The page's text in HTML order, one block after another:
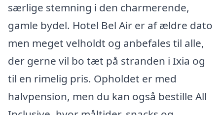
særlige stemning i den charmerende,
gamle bydel. Hotel Bel Air er af ældre dato
men meget velholdt og anbefales til alle,
der gerne vil bo tæt på stranden i Ixia og
til en rimelig pris. Opholdet er med
halvpension, men du kan også bestille All